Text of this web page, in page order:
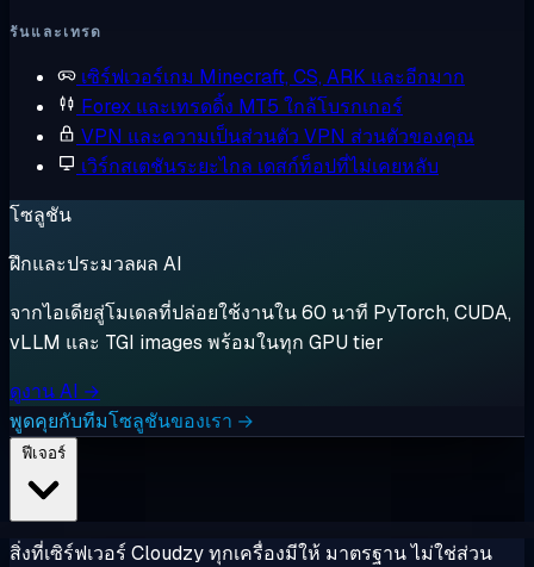
รันและเทรด
เซิร์ฟเวอร์เกม Minecraft, CS, ARK และอีกมาก
Forex และเทรดดิ้ง MT5 ใกล้โบรกเกอร์
VPN และความเป็นส่วนตัว VPN ส่วนตัวของคุณ
เวิร์กสเตชันระยะไกล เดสก์ท็อปที่ไม่เคยหลับ
โซลูชัน
ฝึกและประมวลผล AI
จากไอเดียสู่โมเดลที่ปล่อยใช้งานใน 60 นาที PyTorch, CUDA,
vLLM และ TGI images พร้อมในทุก GPU tier
ดูงาน AI →
พูดคุยกับทีมโซลูชันของเรา →
สิ่งที่เซิร์ฟเวอร์ Cloudzy ทุกเครื่องมีให้ มาตรฐาน ไม่ใช่ส่วน